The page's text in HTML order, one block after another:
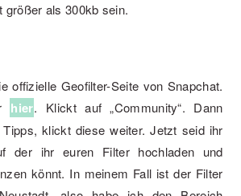
größer als 300kb sein.
offizielle Geofilter-Seite von Snapchat.
hier. Klickt auf „Community“. Dann
klickt diese weiter. Jetzt seid ihr
der ihr euren Filter hochladen und
könnt. In meinem Fall ist der Filter